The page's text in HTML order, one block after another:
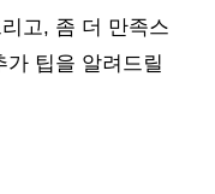
고, 좀 더 만족스
팁을 알려드릴